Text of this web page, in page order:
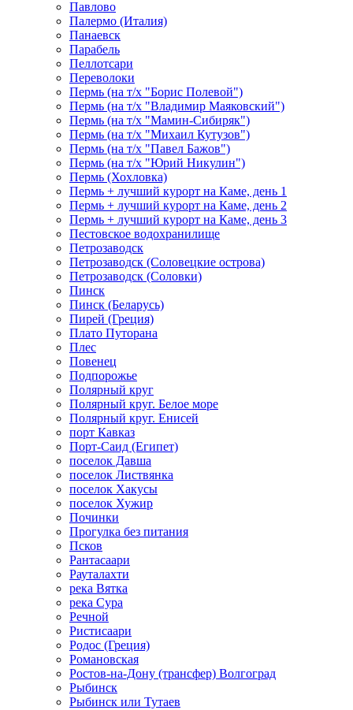
Павлово
Палермо (Италия)
Панаевск
Парабель
Пеллотсари
Переволоки
Пермь (на т/х "Борис Полевой")
Пермь (на т/х "Владимир Маяковский")
Пермь (на т/х "Мамин-Сибиряк")
Пермь (на т/х "Михаил Кутузов")
Пермь (на т/х "Павел Бажов")
Пермь (на т/х "Юрий Никулин")
Пермь (Хохловка)
Пермь + лучший курорт на Каме, день 1
Пермь + лучший курорт на Каме, день 2
Пермь + лучший курорт на Каме, день 3
Пестовское водохранилище
Петрозаводск
Петрозаводск (Соловецкие острова)
Петрозаводск (Соловки)
Пинск
Пинск (Беларусь)
Пирей (Греция)
Плато Путорана
Плес
Повенец
Подпорожье
Полярный круг
Полярный круг. Белое море
Полярный круг. Енисей
порт Кавказ
Порт-Саид (Египет)
поселок Давша
поселок Листвянка
поселок Хакусы
поселок Хужир
Починки
Прогулка без питания
Псков
Рантасаари
Рауталахти
река Вятка
река Сура
Речной
Ристисаари
Родос (Греция)
Романовская
Ростов-на-Дону (трансфер) Волгоград
Рыбинск
Рыбинск или Тутаев